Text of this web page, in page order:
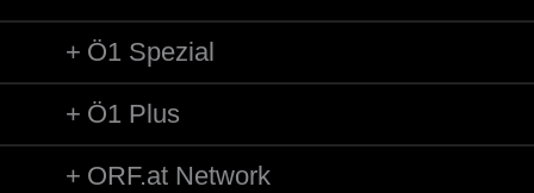
Ö1 Spezial
Ö1 Plus
ORF.at Network